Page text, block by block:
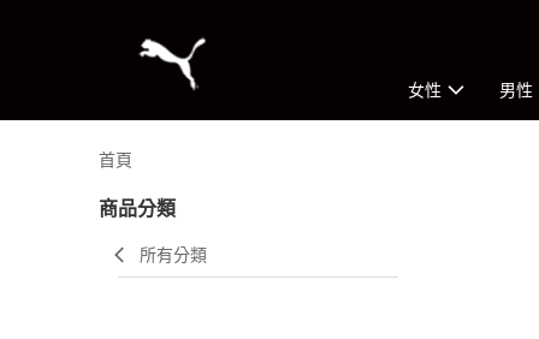
女性 男性
首頁
商品分類
所有分類